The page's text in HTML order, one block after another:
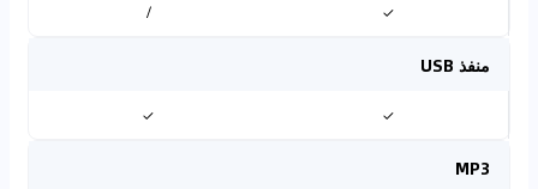
✓
/
منفذ USB
✓
✓
MP3